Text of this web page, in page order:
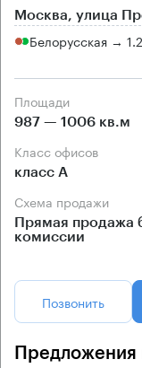
Москва, улица
Белорусская →
Площади
987 — 1006 кв.м
Класс офисов
класс А
Схема продажи
Прямая продажа
комиссии
Позвонить
Предложения